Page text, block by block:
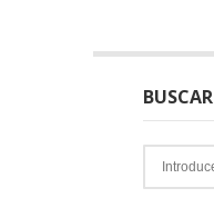
BUSCAR